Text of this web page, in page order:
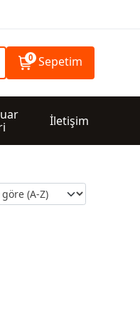
0 Sepetim
İletişim